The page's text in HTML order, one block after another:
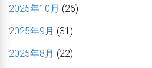
2025年10月 (26)
2025年9月 (31)
2025年8月 (22)